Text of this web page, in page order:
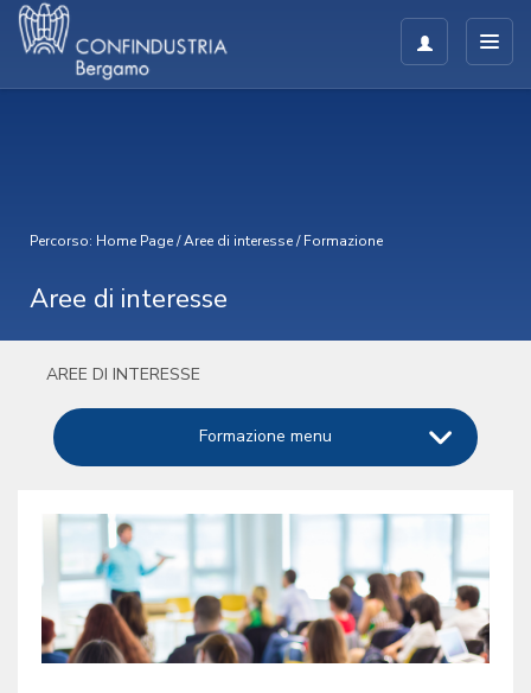
Percorso: Home Page/Aree di interesse/Formazione
Aree di interesse
AREE DI INTERESSE
Formazione menu